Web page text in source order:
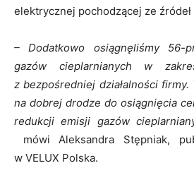
elektrycznej pochodzącej ze
– Dodatkowo osiągnęliśmy 56-
gazów cieplarnianych w
z bezpośredniej działalności
na dobrej drodze do osiągnięcia
redukcji emisji gazów
mówi Aleksandra Stępniak,
w VELUX Polska.